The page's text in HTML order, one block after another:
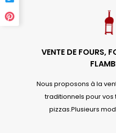
VENTE DE FOURS,
Nous proposons à la
traditionnels pour
pizzas.Plusieurs